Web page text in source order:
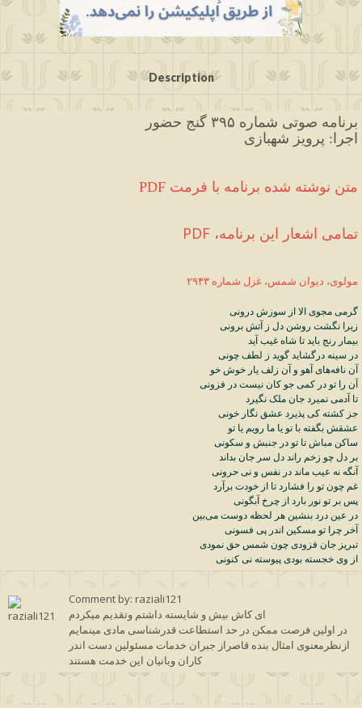
Description
برنامه صوتی شماره ۳۹۵ گنج حضور
اجرا: پرویز شهبازی
PDF متن نوشته شده برنامه با فرمت
PDF ،تمامی اشعار این برنامه
مولوی، دیوان شمس، غزل شماره ۲۹۴۳
گرمی مجوی الا از سوزش درونی
زیرا
نگشت روشن دل ز آتش برونی
بیمار رنج باید تا شاه غیب آید
در سینه درگشاید گوید ز لطف چونی
آن نافههای آهو و آن زلف یار خوش خو
آن را تو در کمی جو کان نیست در فزونی
تا آدمی نمیرد جان ملک نگیرد
جز کشته کی پذیرد عشق نگار خونی
عشقش بگفته با تو یا ما رویم یا تو
ساکن مباش تا تو در جنبش و سکونی
بر دل چو زخم راند دل سر جان بداند
آنگه نه عیب ماند در نفس و نی حرونی
غم چون تو را فشارد تا از خودت برآرد
پس بر تو نور بارد از چرخ آبگونی
در عین درد بنشین هر لحظه دوست میبین
آخر چرا تو مسکین اندر پی فسونی
تبریز جان فزودی چون شمس حق نمودی
از وی خجسته بودی پیوسته نی کنونی
Comment by: raziali121
ای کاش بیش و شایسته داشتم وتقدیم میکردم
در اولین فرصت ممکن در حد استطاعت قدرشناسی مادی مینمایم
ازنظرمعنوی امثال بنده قاصراز جبران خدمات مسئولین دست اندر
کاران وبانیان این خدمت هستند